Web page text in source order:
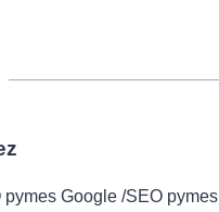
Google /SEO pymes